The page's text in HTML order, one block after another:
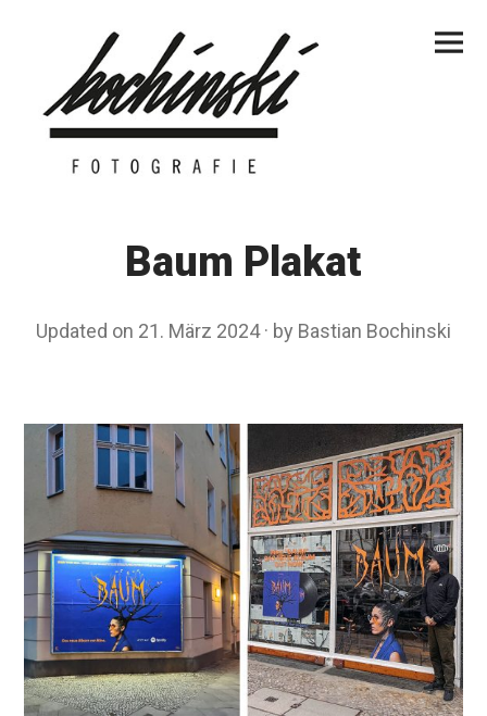
Menu
Baum Plakat
Updated on 21. März 20242
2
0
2
4
by Bastian Bochinski